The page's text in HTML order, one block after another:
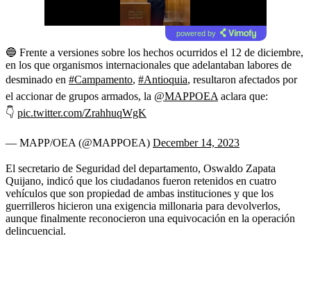
powered by
🔵 Frente a versiones sobre los hechos ocurridos el 12 de diciembre,
en los que organismos internacionales que adelantaban labores de
desminado en #Campamento, #Antioquia, resultaron afectados por
el accionar de grupos armados, la @MAPPOEA aclara que:
👇 pic.twitter.com/ZrahhuqWgK
— MAPP/OEA (@MAPPOEA) December 14, 2023
El secretario de Seguridad del departamento, Oswaldo Zapata
Quijano, indicó que los ciudadanos fueron retenidos en cuatro
vehículos que son propiedad de ambas instituciones y que los
guerrilleros hicieron una exigencia millonaria para devolverlos,
aunque finalmente reconocieron una equivocación en la operación
delincuencial.